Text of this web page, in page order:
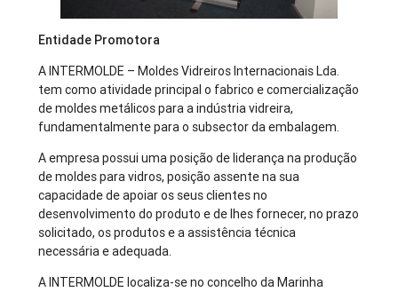
Entidade Promotora
A INTERMOLDE – Moldes Vidreiros Internacionais Lda.
tem como atividade principal o fabrico e comercialização
de moldes metálicos para a indústria vidreira,
fundamentalmente para o subsector da embalagem.
A empresa possui uma posição de liderança na produção
de moldes para vidros, posição assente na sua
capacidade de apoiar os seus clientes no
desenvolvimento do produto e de lhes fornecer, no prazo
solicitado, os produtos e a assistência técnica
necessária e adequada.
A INTERMOLDE localiza-se no concelho da Marinha